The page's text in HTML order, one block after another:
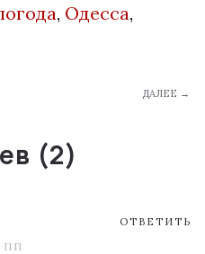
, Одесса,
ДАЛЕЕ →
(2)
ПП
ОТВЕТИТЬ